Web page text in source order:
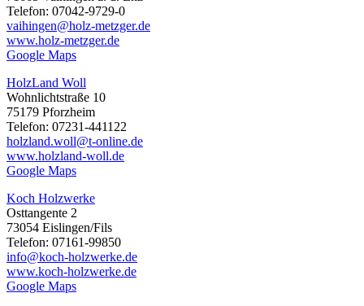
Telefon: 07042-9729-0
vaihingen@holz-metzger.de
www.holz-metzger.de
Google Maps
HolzLand Woll
Wohnlichtstraße 10
75179 Pforzheim
Telefon: 07231-441122
holzland.woll@t-online.de
www.holzland-woll.de
Google Maps
Koch Holzwerke
Osttangente 2
73054 Eislingen/Fils
Telefon: 07161-99850
info@koch-holzwerke.de
www.koch-holzwerke.de
Google Maps